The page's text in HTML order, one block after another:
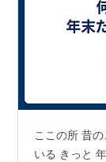
ここの所 昔
いる きっと